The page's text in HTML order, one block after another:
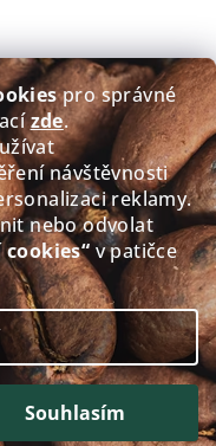
pro správné
zde.
návštěvnosti
reklamy.
nebo odvolat
v patičce
Souhlasím
Coffee
práva vyhrazena.